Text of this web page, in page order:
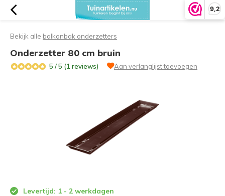
9,2
Bekijk alle balkonbak onderzetters
Onderzetter 80 cm bruin
5 / 5 (1 reviews) Aan verlanglijst toevoegen
Levertijd: 1 - 2 werkdagen